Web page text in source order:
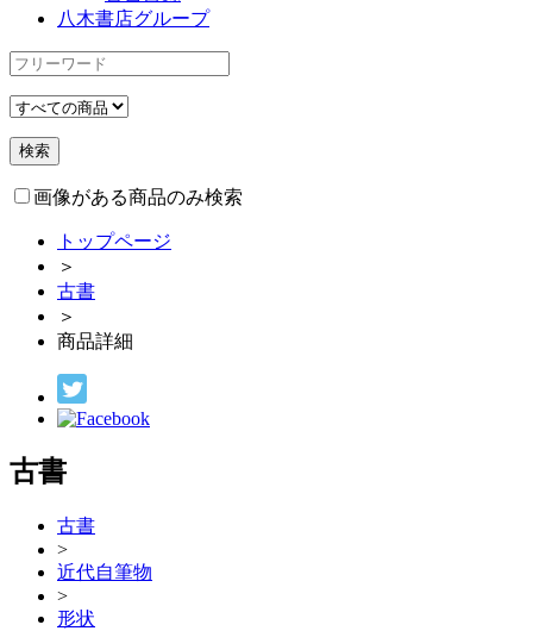
八木書店グループ
画像がある商品のみ検索
トップページ
＞
古書
＞
商品詳細
古書
古書
>
近代自筆物
>
形状